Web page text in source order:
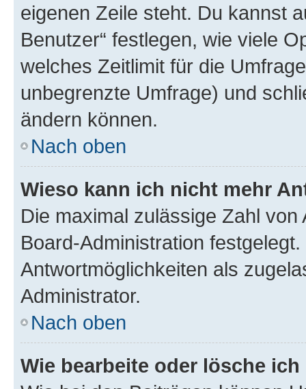
eigenen Zeile steht. Du kannst
Benutzer“ festlegen, wie viele
welches Zeitlimit für die
unbegrenzte Umfrage) und
ändern können.
Nach oben
Wieso kann ich nicht mehr
Die maximal zulässige Zahl
Board-Administration
Antwortmöglichkeiten als
Administrator.
Nach oben
Wie bearbeite oder lösche